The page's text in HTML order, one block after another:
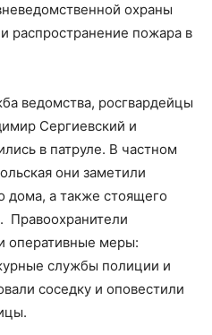
охраны
распространение пожара в
ведомства, росгвардейцы
Сергиевский и
в патруле. В частном
они заметили
дома, а также стоящего
Правоохранители
оперативные меры:
службы полиции и
соседку и оповестили